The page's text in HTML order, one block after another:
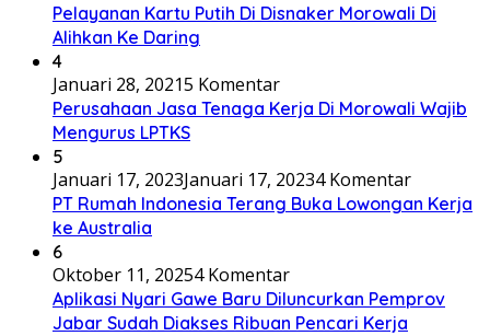
Pelayanan Kartu Putih Di Disnaker Morowali Di
Alihkan Ke Daring
4
Januari 28, 20215 Komentar
Perusahaan Jasa Tenaga Kerja Di Morowali Wajib
Mengurus LPTKS
5
Januari 17, 2023Januari 17, 20234 Komentar
PT Rumah Indonesia Terang Buka Lowongan Kerja
ke Australia
6
Oktober 11, 20254 Komentar
Aplikasi Nyari Gawe Baru Diluncurkan Pemprov
Jabar Sudah Diakses Ribuan Pencari Kerja